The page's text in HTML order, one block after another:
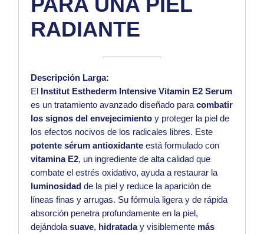
RADIANTE
Descripción Larga:
El Institut Esthederm Intensive Vitamin E2 Serum
es un tratamiento avanzado diseñado paracombatir
los signos del envejecimiento y proteger la piel de
los efectos nocivos de los radicales libres. Este
potente sérum antioxidante está formulado con
vitamina E2, un ingrediente de alta calidad que
combate el estrés oxidativo, ayuda a restaurar la
luminosidad de la piel y reduce la aparición de
líneas finas y arrugas. Su fórmula ligera y de rápida
absorción penetra profundamente en la piel,
dejándolasuave, hidrataday visiblemente más